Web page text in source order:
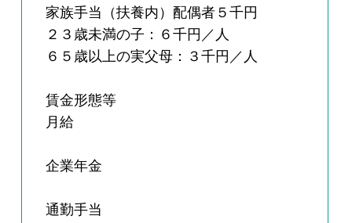
家族手当（扶養内）配偶者５千円
２３歳未満の子：６千円／人
６５歳以上の実父母：３千円／人
賃金形態等
月給
企業年金
通勤手当